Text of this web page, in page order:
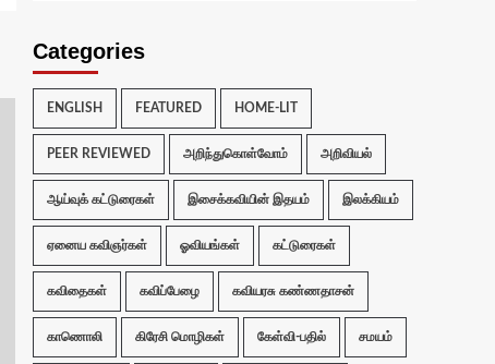
Categories
ENGLISH FEATURED HOME-LIT
PEER REVIEWED அறிந்துகொள்வோம் அறிவியல்
ஆய்வுக் கட்டுரைகள் இசைக்கவியின் இதயம் இலக்கியம்
ஏனைய கவிஞர்கள் ஓவியங்கள் கட்டுரைகள்
கவிதைகள் கவிப்பேழை கவியரசு கண்ணதாசன்
காணொலி கிரேசி மொழிகள் கேள்வி-பதில் சமயம்